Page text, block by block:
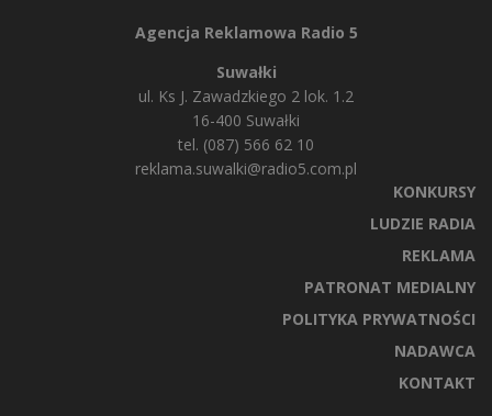
Agencja Reklamowa Radio 5
Suwałki
ul. Ks J. Zawadzkiego 2 lok. 1.2
16-400 Suwałki
tel. (087) 566 62 10
reklama.suwalki@radio5.com.pl
KONKURSY
LUDZIE RADIA
REKLAMA
PATRONAT MEDIALNY
POLITYKA PRYWATNOŚCI
NADAWCA
KONTAKT